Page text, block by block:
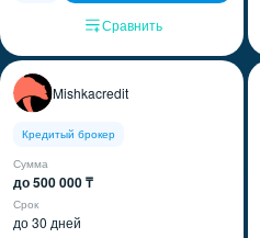
Сравнить
Mishkacredit
Кредитый брокер
Сумма
до 500 000 ₸
Срок
до 30 дней